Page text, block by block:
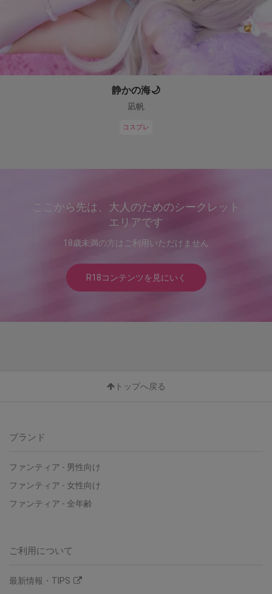
静かの海🌙
凪帆
コスプレ
ここから先は、大人のためのシークレット
エリアです
18歳未満の方はご利用いただけません
R18コンテンツを見にいく
トップへ戻る
ブランド
ファンティア - 男性向け
ファンティア - 女性向け
ファンティア - 全年齢
ご利用について
最新情報・TIPS